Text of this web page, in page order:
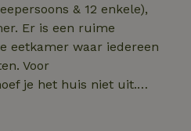
& 12 enkele),
Er is een ruime
eetkamer waar iedereen
Voor
je het huis niet uit.
grote